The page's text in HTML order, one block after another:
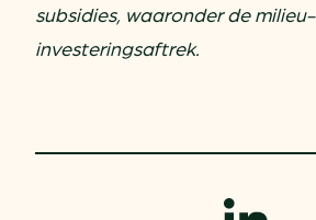
subsidies, waaronder de milieu-
investeringsaftrek.